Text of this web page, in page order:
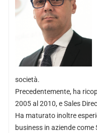
società.
Precedentemente, ha
2005 al 2010, e Sales
Ha maturato inoltre
business in aziende